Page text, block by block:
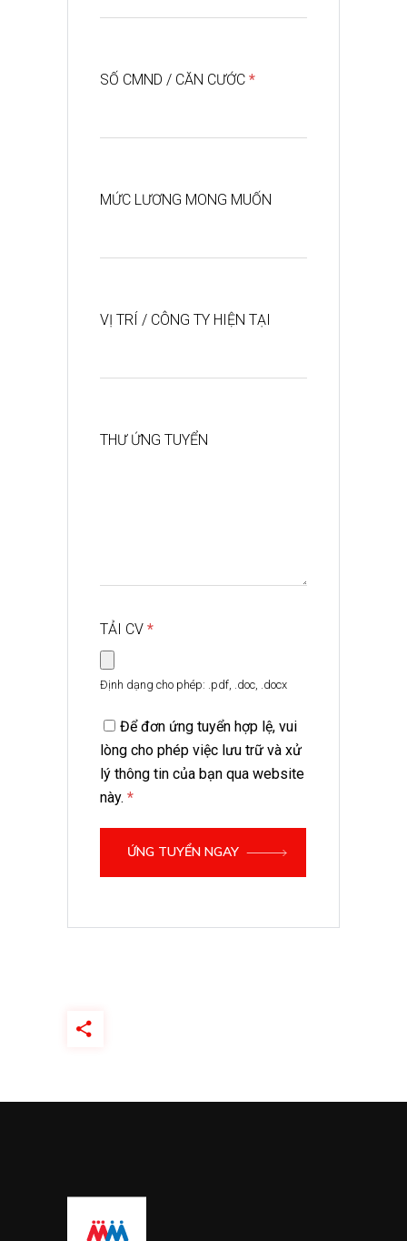
SỐ CMND / CĂN CƯỚC *
MỨC LƯƠNG MONG MUỐN
VỊ TRÍ / CÔNG TY HIỆN TẠI
THƯ ỨNG TUYỂN
TẢI CV *
Định dạng cho phép: .pdf, .doc, .docx
Để đơn ứng tuyển hợp lệ, vui
lòng cho phép việc lưu trữ và xử
lý thông tin của bạn qua website
này. *
ỨNG TUYỂN NGAY